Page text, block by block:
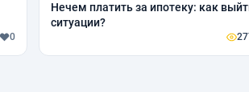
0
Нечем платить за ипотеку: как
ситуации?